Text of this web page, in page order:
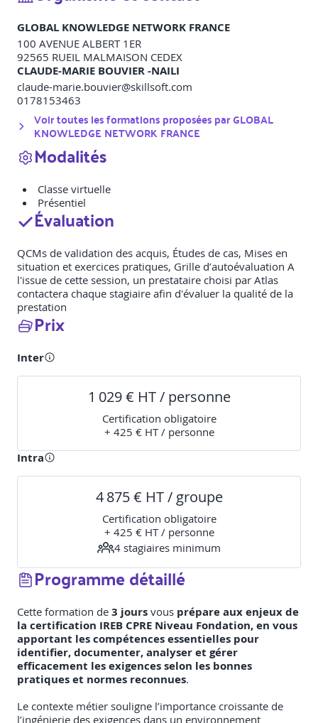
GLOBAL KNOWLEDGE NETWORK FRANCE
100 AVENUE ALBERT 1ER
92565 RUEIL MALMAISON CEDEX
CLAUDE-MARIE BOUVIER -NAILI
claude-marie.bouvier@skillsoft.com
0178153463
Voir toutes les formations proposées parGLOBAL
KNOWLEDGE NETWORK FRANCE
Modalités
Classe virtuelle
Présentiel
Évaluation
QCMs de validation des acquis, Études de cas, Mises en
situation et exercices pratiques, Grille d’autoévaluation A
l'issue de cette session, un prestataire choisi par Atlas
contactera chaque stagiaire afin d'évaluer la qualité de la
prestation
Prix
Inter
1 029 € HT / personne
Certification obligatoire
+ 425 € HT / personne
Intra
4 875 € HT / groupe
Certification obligatoire
+ 425 € HT / personne
4 stagiaires minimum
Programme détaillé
Cette formation de 3 jours vous prépare aux enjeux de
la certification IREB CPRE Niveau Fondation, en vous
apportant les compétences essentielles pour
identifier, documenter, analyser et gérer
efficacement les exigences selon les bonnes
pratiques et normes reconnues.
Le contexte métier souligne l’importance croissante de
l’ingénierie des exigences dans un environnement